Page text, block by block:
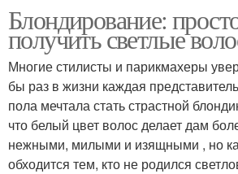
Блондирование:
получить светлые
Многие стилисты и парикмахеры
бы раз в жизни каждая
пола мечтала стать страстной
что белый цвет волос делает дам
нежными, милыми и изящными , но
обходится тем, кто не родился